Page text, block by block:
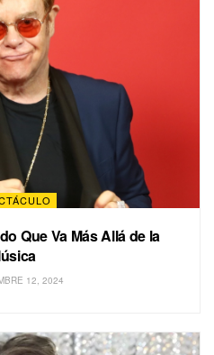
Que Va Más Allá de la
12, 2024